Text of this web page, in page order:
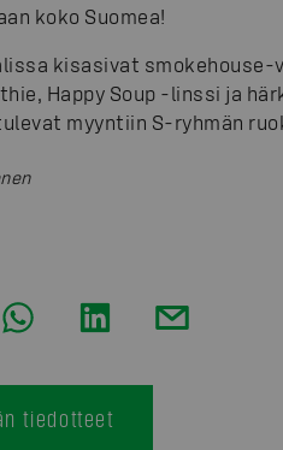
koko Suomea!
kisasivat
Happy Soup -linssi ja
myyntiin S-ryhmän
tiedotteet